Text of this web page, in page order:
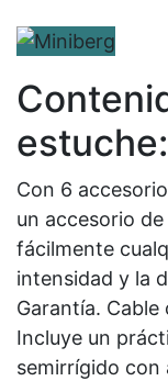
Con 6
un accesorio
fácilmente
intensidad y la
Garantía.
Incluye un
semirrígido con